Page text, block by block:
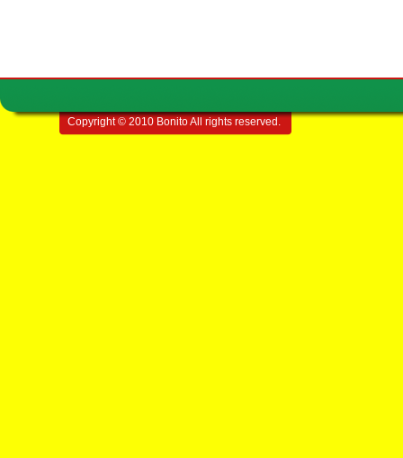
Copyright © 2010 Bonito All rights reserved.